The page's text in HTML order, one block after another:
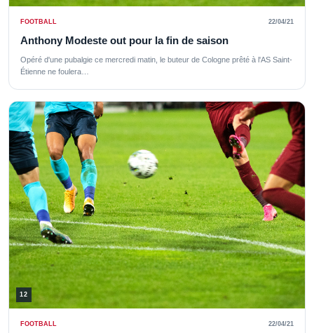
FOOTBALL 22/04/21
Anthony Modeste out pour la fin de saison
Opéré d'une pubalgie ce mercredi matin, le buteur de Cologne prêté à l'AS Saint-
Étienne ne foulera…
12
FOOTBALL 22/04/21